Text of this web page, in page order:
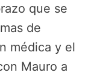
que se
de
médica y el
Mauro a